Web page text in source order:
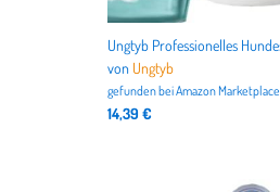
von Ungtyb
gefunden beiAmazon Marketplace
14,39 €